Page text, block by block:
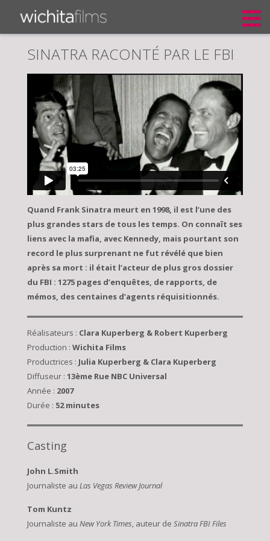
SINATRA RACONTÉ PAR LE FBI
Quand Frank Sinatra meurt en 1998, il est l’une des
plus grandes stars de tous les temps. On connaît ses
liens avec la mafia, avec Kennedy, mais pourtant son
record le plus surprenant ne fut révélé que bien
après sa mort : il était l’acteur de plus gros dossier
du FBI : 1275 pages d’enquêtes, de rapports, de
mémos, des centaines d’agents réquisitionnés.
Réalisateurs : Clara Kuperberg & Robert Kuperberg
Production : Wichita Films
Productrices : Julia Kuperberg & Clara Kuperberg
Diffuseur : 13ème Rue NBC Universal
Année : 2007
Durée : 52 minutes
Casting
John L.Smith
Journaliste au Las Vegas Review Journal
Tom Kuntz
Journaliste au New York Times, auteur de Sinatra FBI Files